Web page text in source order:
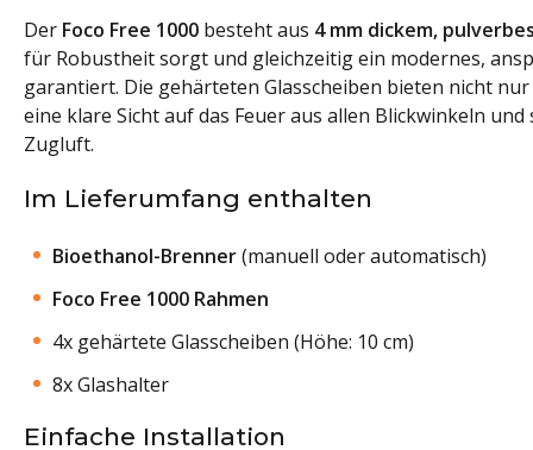
Der Foco Free 1000 besteht aus 4 mm dickem,
für Robustheit sorgt und gleichzeitig ein modernes,
garantiert. Die gehärteten Glasscheiben bieten nicht
eine klare Sicht auf das Feuer aus allen Blickwinkeln
Zugluft.
Im Lieferumfang enthalten
Bioethanol-Brenner(manuell oder automatisch)
Foco Free 1000 Rahmen
4x gehärtete Glasscheiben (Höhe: 10 cm)
8x Glashalter
Einfache Installation